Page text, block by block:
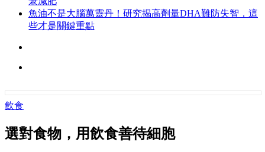
魚油不是大腦萬靈丹！研究揭高劑量DHA難防失智，這
些才是關鍵重點
飲食
選對食物，用飲食善待細胞